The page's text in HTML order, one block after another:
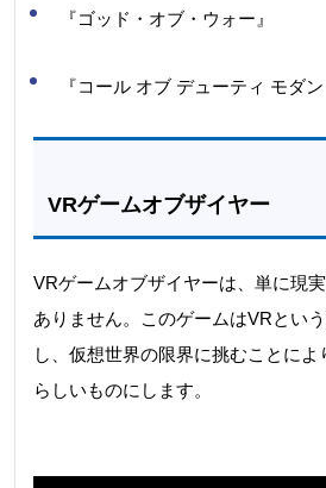
『ゴッド・オブ・ウォー』
『コール オブ デューティ モダ
VRゲームオブザイヤー
VRゲームオブザイヤーは、単に現
ありません。このゲームはVRとい
し、仮想世界の限界に挑むことに
らしいものにします。